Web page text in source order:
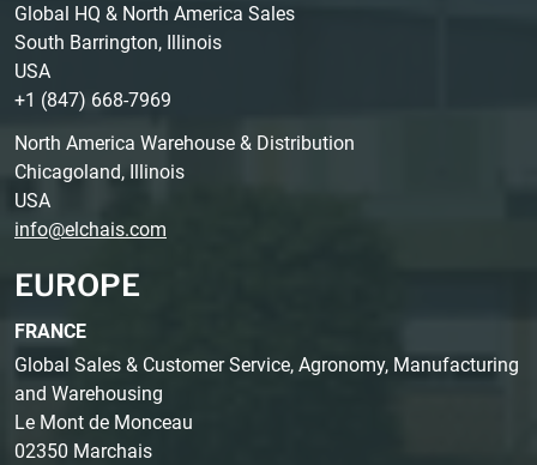
Global HQ & North America Sales
South Barrington, Illinois
USA
+1 (847) 668-7969
North America Warehouse & Distribution
Chicagoland, Illinois
USA
info@elchais.com
EUROPE
FRANCE
Global Sales & Customer Service, Agronomy, Manufacturing
and Warehousing
Le Mont de Monceau
02350 Marchais